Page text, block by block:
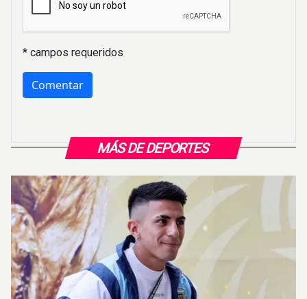
MÁS DE DEPORTES
* campos requeridos